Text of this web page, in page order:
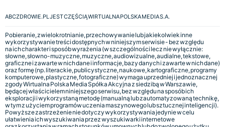
ABCZDROWIE.PL JEST CZĘŚCIĄ WIRTUALNA POLSKA MEDIA S.A.
Pobieranie, zwielokrotnianie, przechowywanie lub jakiekolwiek inne
wykorzystywanie treści dostępnych w niniejszym serwisie - bez względu
na ich charakter i sposób wyrażenia (w szczególności lecz nie wyłącznie:
słowne, słowno-muzyczne, muzyczne, audiowizualne, audialne, tekstowe,
graficzne i zawarte w nich dane i informacje, bazy danych i zawarte w nich dane)
oraz formę (np. literackie, publicystyczne, naukowe, kartograficzne, programy
komputerowe, plastyczne, fotograficzne) wymaga uprzedniej i jednoznacznej
zgody Wirtualna Polska Media Spółka Akcyjna z siedzibą w Warszawie,
będącej właścicielem niniejszego serwisu, bez względu na sposób ich
eksploracji i wykorzystaną metodę (manualną lub zautomatyzowaną technikę,
w tym z użyciem programów uczenia maszynowego lub sztucznej inteligencji).
Powyższe zastrzeżenie nie dotyczy wykorzystywania jedynie w celu
ułatwienia ich wyszukiwania przez wyszukiwarki internetowe